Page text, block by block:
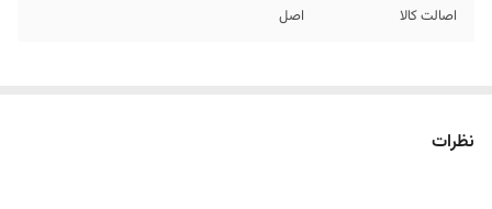
اصالت کالا اصل
نظرات